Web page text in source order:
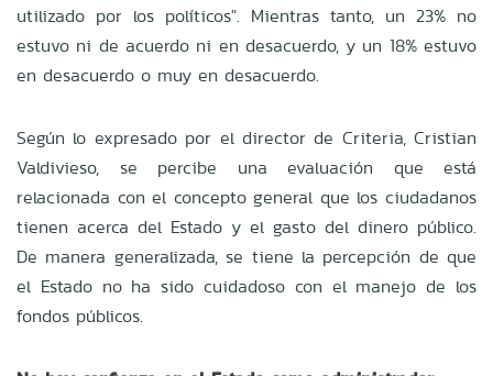
utilizado por los políticos". Mientras tanto, un 23% no
estuvo ni de acuerdo ni en desacuerdo, y un 18% estuvo
en desacuerdo o muy en desacuerdo.
Según lo expresado por el director de Criteria, Cristian
Valdivieso, se percibe una evaluación que está
relacionada con el concepto general que los ciudadanos
tienen acerca del Estado y el gasto del dinero público.
De manera generalizada, se tiene la percepción de que
el Estado no ha sido cuidadoso con el manejo de los
fondos públicos.